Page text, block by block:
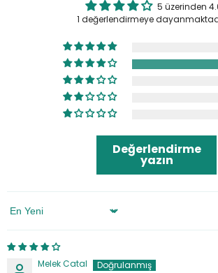
5 üzerinden
1 değerlendirmeye
Değerlendirme
yazın
Sort By
Melek Catal